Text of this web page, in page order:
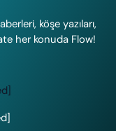
köşe yazıları,
her konuda Flow!